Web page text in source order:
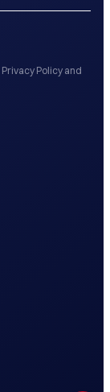
Privacy Policy and